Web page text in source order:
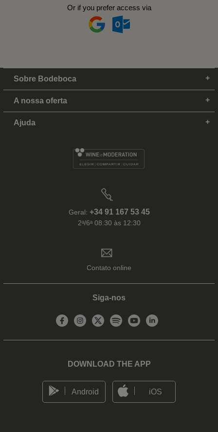
Or if you prefer access via
Sobre Bodeboca
A nossa oferta
Ajuda
Geral: +34 91 167 53 45
2ᵃ/6ᵃ 08:30 às 12:30
Contato online
Siga-nos
DOWNLOAD THE APP
Android iOS